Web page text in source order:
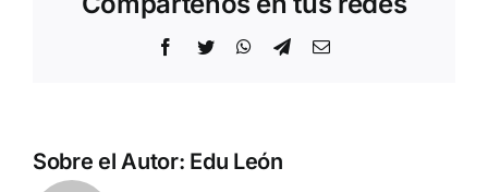
Facebook
Twitter WhatsApp
TelegramCorreo
Sobre el Autor: Edu León